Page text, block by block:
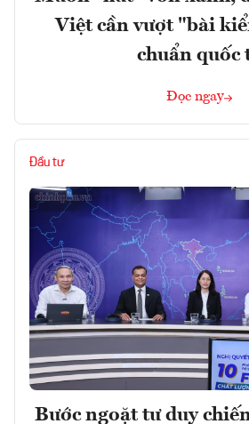
Việt cần vượt "bài
chuẩn quốc
Đọc ngay
Đầu tư
Bước ngoặt tư duy